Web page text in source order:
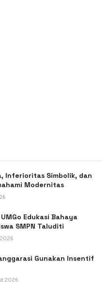
Inferioritas Simbolik, dan
Modernitas
Edukasi Bahaya
SMPN Taluditi
Gunakan Insentif
2026